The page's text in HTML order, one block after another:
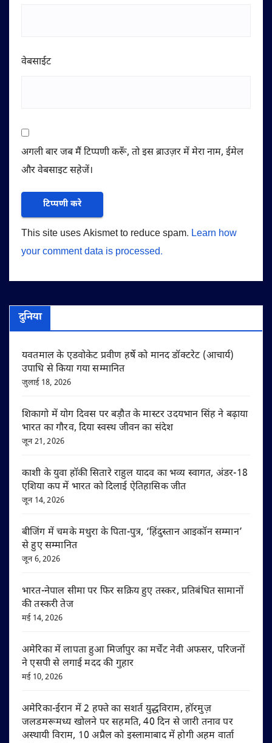
वेबसाईट
अगली बार जब मैं टिप्पणी करूँ, तो इस ब्राउज़र में मेरा नाम, ईमेल
और वेबसाइट सहेजें।
This site uses Akismet to reduce spam. Learn how
your comment data is processed.
दुनिया
यवतमाल के एडवोकेट प्रवीण हर्षे को मानद डॉक्टरेट (आचार्य)
उपाधि से किया गया सम्मानित
जुलाई 18, 2026
शिकागो में योग दिवस पर बड़ौत के मास्टर उदयभान सिंह ने बढ़ाया
भारत का गौरव, दिया स्वस्थ जीवन का संदेश
जून 21, 2026
काशी के युवा हॉकी सितारे राहुल यादव का भव्य स्वागत, अंडर-18
एशिया कप में भारत को दिलाई ऐतिहासिक जीत
जून 14, 2026
बीजिंग में चमके मथुरा के पिता-पुत्र, ‘हिंदुस्तान आइकॉन सम्मान’
से हुए सम्मानित
जून 6, 2026
भारत-नेपाल सीमा पर फिर सक्रिय हुए तस्कर, प्रतिबंधित सामानों
की तस्करी तेज
मई 14, 2026
अमेरिका में लापता हुआ मिर्जापुर का मर्चेंट नेवी अफसर, परिजनों
ने एसपी से लगाई मदद की गुहार
मई 10, 2026
अमेरिका-ईरान में 2 हफ्ते का सशर्त युद्धविराम, हॉरमुज़
जलडमरूमध्य खोलने पर सहमति, 40 दिन से जारी तनाव पर
अस्थायी विराम, 10 अप्रैल को इस्लामाबाद में होगी अहम वार्ता